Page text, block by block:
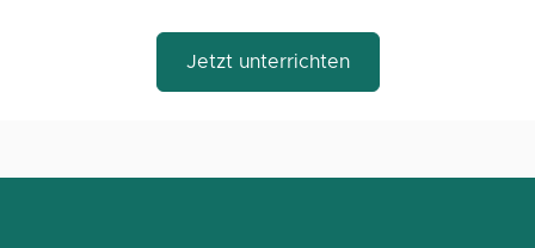
Jetzt unterrichten